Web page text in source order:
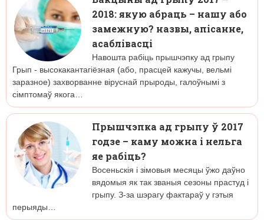
2018: якую абраць – нашу або
замежную? назвы, апісанне,
асаблівасці
Навошта рабіць прышчэпку ад грыпу
Грып - высокакантагіёзная (або, прасцей кажучы, вельмі
заразное) захворванне віруснай прыроды, галоўнымі з
сімптомаў якога…
Прышчэпка ад грыпу ў 2017
годзе – каму можна і нельга
яе рабіць?
Восеньскія і зімовыя месяцы ўжо даўно
вядомыя як так званыя сезоны прастуд і
грыпу. З-за шэрагу фактараў у гэтыя
перыяды…